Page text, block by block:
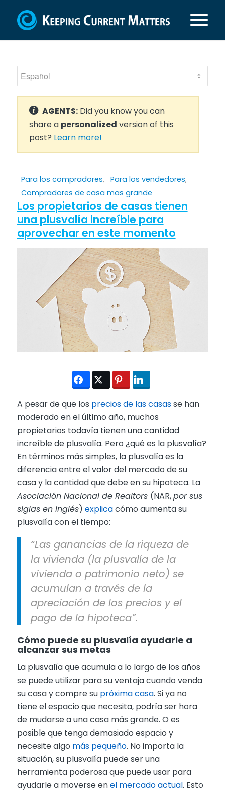
AGENTS:Did you know you can
share a personalized version of this
post? Learn more!
Para los compradores, Para los vendedores,
Compradores de casa mas grande
Los propietarios de casas tienen
una plusvalía increíble para
aprovechar en este momento
A pesar de que los precios de las casasse han
moderado en el último año, muchos
propietarios todavía tienen una cantidad
increíble de plusvalía. Pero ¿qué es la plusvalía?
En términos más simples, la plusvalía es la
diferencia entre el valor del mercado de su
casa y la cantidad que debe en su hipoteca. La
Asociación Nacional de Realtors (NAR,por sus
siglas en inglés) explicacómo aumenta su
plusvalía con el tiempo:
“Las ganancias de la riqueza de
la vivienda (la plusvalía de la
vivienda o patrimonio neto) se
acumulan a través de la
apreciación de los precios y el
pago de la hipoteca”.
Cómo puede su plusvalía ayudarle a
alcanzar sus metas
La plusvalía que acumula a lo largo de los años
se puede utilizar para su ventaja cuando venda
su casa y compre su próxima casa. Si ya no
tiene el espacio que necesita, podría ser hora
de mudarse a una casa más grande. O es
posible que tenga demasiado espacio y
necesite algo más pequeño. No importa la
situación, su plusvalía puede ser una
herramienta poderosa que puede usar para
ayudarle a moverse enel mercado actual. Esto